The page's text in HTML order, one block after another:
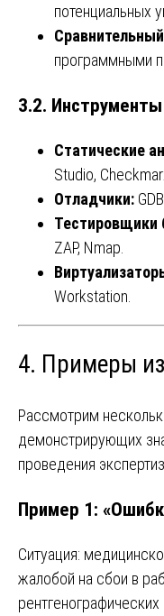
потенциальных
программными
3.2.
Статические
Studio,
Отладчики:
Тестировщики
ZAP, Nmap.
Workstation.
4. Примеры
Рассмотрим
демонстрирующих
проведения
Пример 1:
Ситуация:
жалобой на сбои в